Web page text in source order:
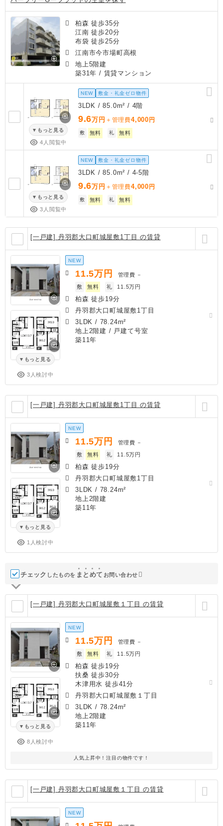
柏森 徒歩35分
江南 徒歩20分
布袋 徒歩25分
江南市今市場町高根
地上5階建
築31年 / 賃貸マンション
もっと見る
4人閲覧中
NEW 敷金・礼金ゼロ物件
3LDK / 85.0m² / 4階
9.6万円 ＋管理費4,000 円
敷 無料 礼 無料
もっと見る
3人閲覧中
NEW 敷金・礼金ゼロ物件
3LDK / 85.0m² / 4-5階
9.6万円 ＋管理費4,000 円
敷 無料 礼 無料
[一戸建] 丹羽郡大口町城屋敷1丁目 の賃貸
もっと見る
3人検討中
NEW
11.5万円 管理費 －
敷
無料 礼 11.5万円
柏森 徒歩19分
丹羽郡大口町城屋敷1丁目
3LDK / 78.24m²
地上2階建 / 戸建て号室
築11年
[一戸建] 丹羽郡大口町城屋敷1丁目 の賃貸
もっと見る
1人検討中
NEW
11.5万円 管理費 －
敷
無料 礼 11.5万円
柏森 徒歩19分
丹羽郡大口町城屋敷1丁目
3LDK / 78.24m²
地上2階建
築11年
チェック したものを ま と めて お問い合わせ
[一戸建] 丹羽郡大口町城屋敷１丁目 の賃貸
もっと見る
8人検討中
NEW
11.5万円 管理費 －
敷
無料 礼 11.5万円
柏森 徒歩19分
扶桑 徒歩30分
木津用水 徒歩41分
丹羽郡大口町城屋敷１丁目
3LDK / 78.24m²
地上2階建
築11年
人気上昇中！注目の物件です！
[一戸建] 丹羽郡大口町城屋敷１丁目 の賃貸
NEW